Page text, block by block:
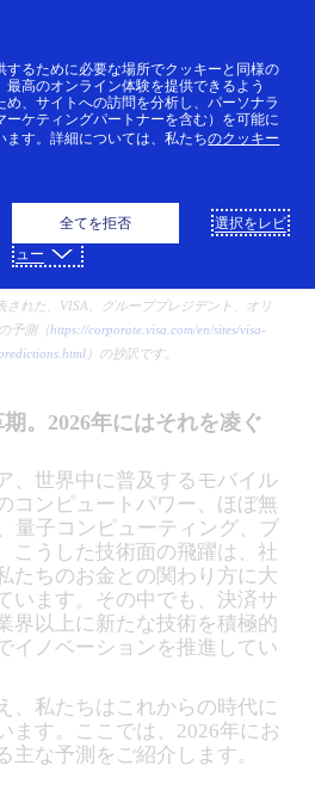
ングからステ
ンの進展ま
を変革する決
な予測
れた、VISA、グループプレジデント、オリ
予測（https://corporate.visa.com/en/sites/visa-
）の抄訳です。
。2026年にはそれを凌ぐ
、世界中に普及するモバイル
コンピュートパワー、ほぼ無
量子コンピューティング、ブ
こうした技術面の飛躍は、社
たちのお金との関わり方に大
います。その中でも、決済サ
界以上に新たな技術を積極的
イノベーションを推進してい
、私たちはこれからの時代に
ます。ここでは、2026年にお
主な予測をご紹介します。
るために必要な場所でクッキーと同様の
高のオンライン体験を提供できるよう
、サイトへの訪問を分析し、パーソナラ
ケティングパートナーを含む）を可能に
す。詳細については、私たちのクッキー
全てを拒否
選択をレビ
ュー